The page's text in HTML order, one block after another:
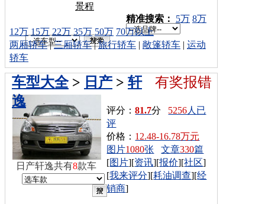
景程
车型搜索：
精准搜索： 5万 8万
12万 15万 22万 35万 50万 70万以上
两厢轿车|三厢轿车|旅行轿车 | 敞篷轿车 | 运动
轿车
有奖报错
车型大全> 日产 > 轩
逸
评分：81.7分 5256人已
评
价格： 12.48-16.78万元
图片1080张 文章330篇
[图片][资讯][报价][社区]
[我来评分][耗油调查][经
销商]
日产轩逸共有8款车